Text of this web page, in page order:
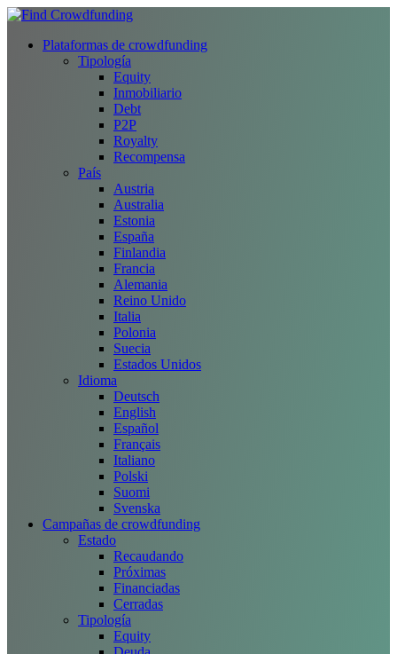
Plataformas de crowdfunding
Tipología
Equity
Inmobiliario
Debt
P2P
Royalty
Recompensa
País
Austria
Australia
Estonia
España
Finlandia
Francia
Alemania
Reino Unido
Italia
Polonia
Suecia
Estados Unidos
Idioma
Deutsch
English
Español
Français
Italiano
Polski
Suomi
Svenska
Campañas de crowdfunding
Estado
Recaudando
Próximas
Financiadas
Cerradas
Tipología
Equity